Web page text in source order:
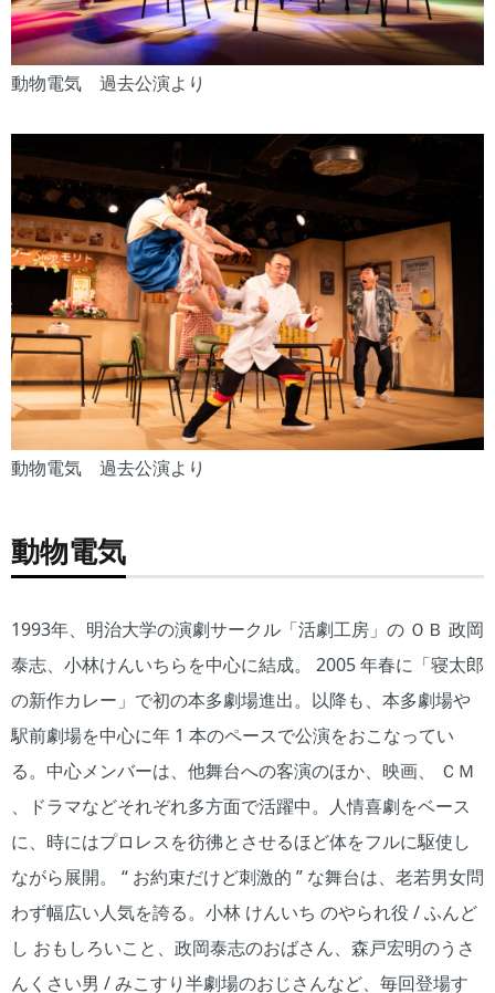
動物電気 過去公演より
動物電気 過去公演より
動物電気
1993年、明治大学の演劇サークル「活劇工房」の ＯＢ 政岡
泰志、小林けんいちらを中心に結成。 2005 年春に「寝太郎
の新作カレー」で初の本多劇場進出。以降も、本多劇場や
駅前劇場を中心に年 1 本のペースで公演をおこなってい
る。中心メンバーは、他舞台への客演のほか、映画、 ＣＭ
、ドラマなどそれぞれ多方面で活躍中。人情喜劇をベース
に、時にはプロレスを彷彿とさせるほど体をフルに駆使し
ながら展開。 “ お約束だけど刺激的 ” な舞台は、老若男女問
わず幅広い人気を誇る。小林 けんいち のやられ役 / ふんど
し おもしろいこと、政岡泰志のおばさん、森戸宏明のうさ
んくさい男 / みこすり半劇場のおじさんなど、毎回登場す